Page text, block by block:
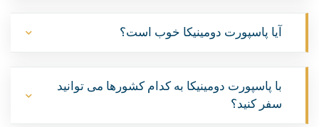
آیا پاسپورت دومینیکا خوب است؟
با پاسپورت دومینیکا به کدام کشورها می توانید
سفر کنید؟